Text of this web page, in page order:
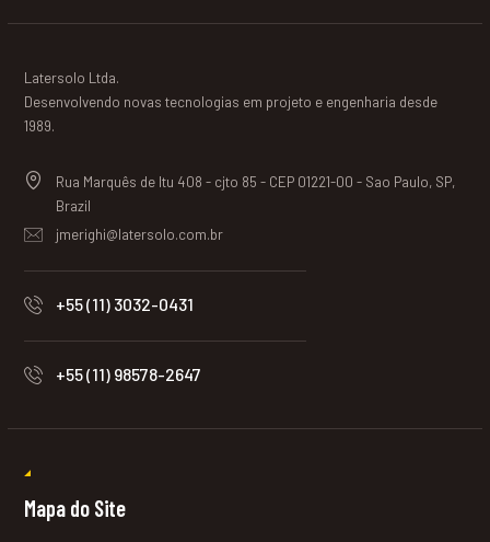
Latersolo Ltda.
Desenvolvendo novas tecnologias em projeto e engenharia desde
1989.
Rua Marquês de Itu 408 - cjto 85 - CEP 01221-00 - Sao Paulo, SP,
Brazil
jmerighi@latersolo.com.br
+55 (11) 3032-0431
+55 (11) 98578-2647
Mapa do Site